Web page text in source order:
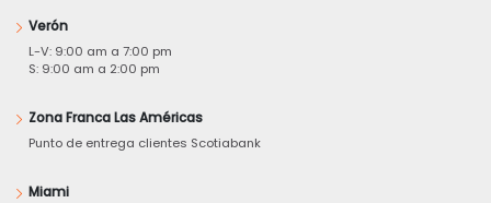
Verón
L-V: 9:00 am a 7:00 pm
S: 9:00 am a 2:00 pm
Zona Franca Las Américas
Punto de entrega clientes Scotiabank
Miami